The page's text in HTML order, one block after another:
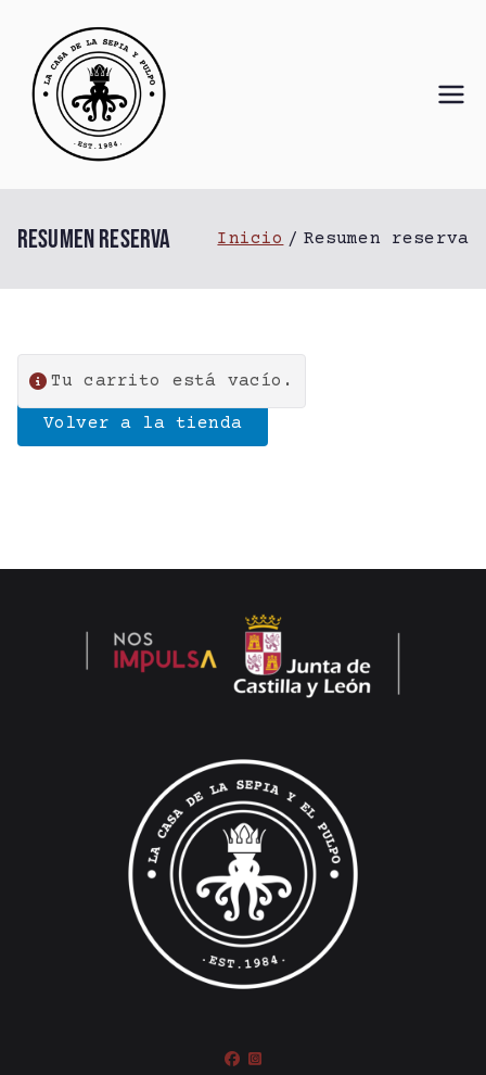
contenido
el Pulpo
Restaurante en Valladolid
Resumen reserva Inicio Resumen reserva
Tu carrito está vacío.
Volver a la tienda